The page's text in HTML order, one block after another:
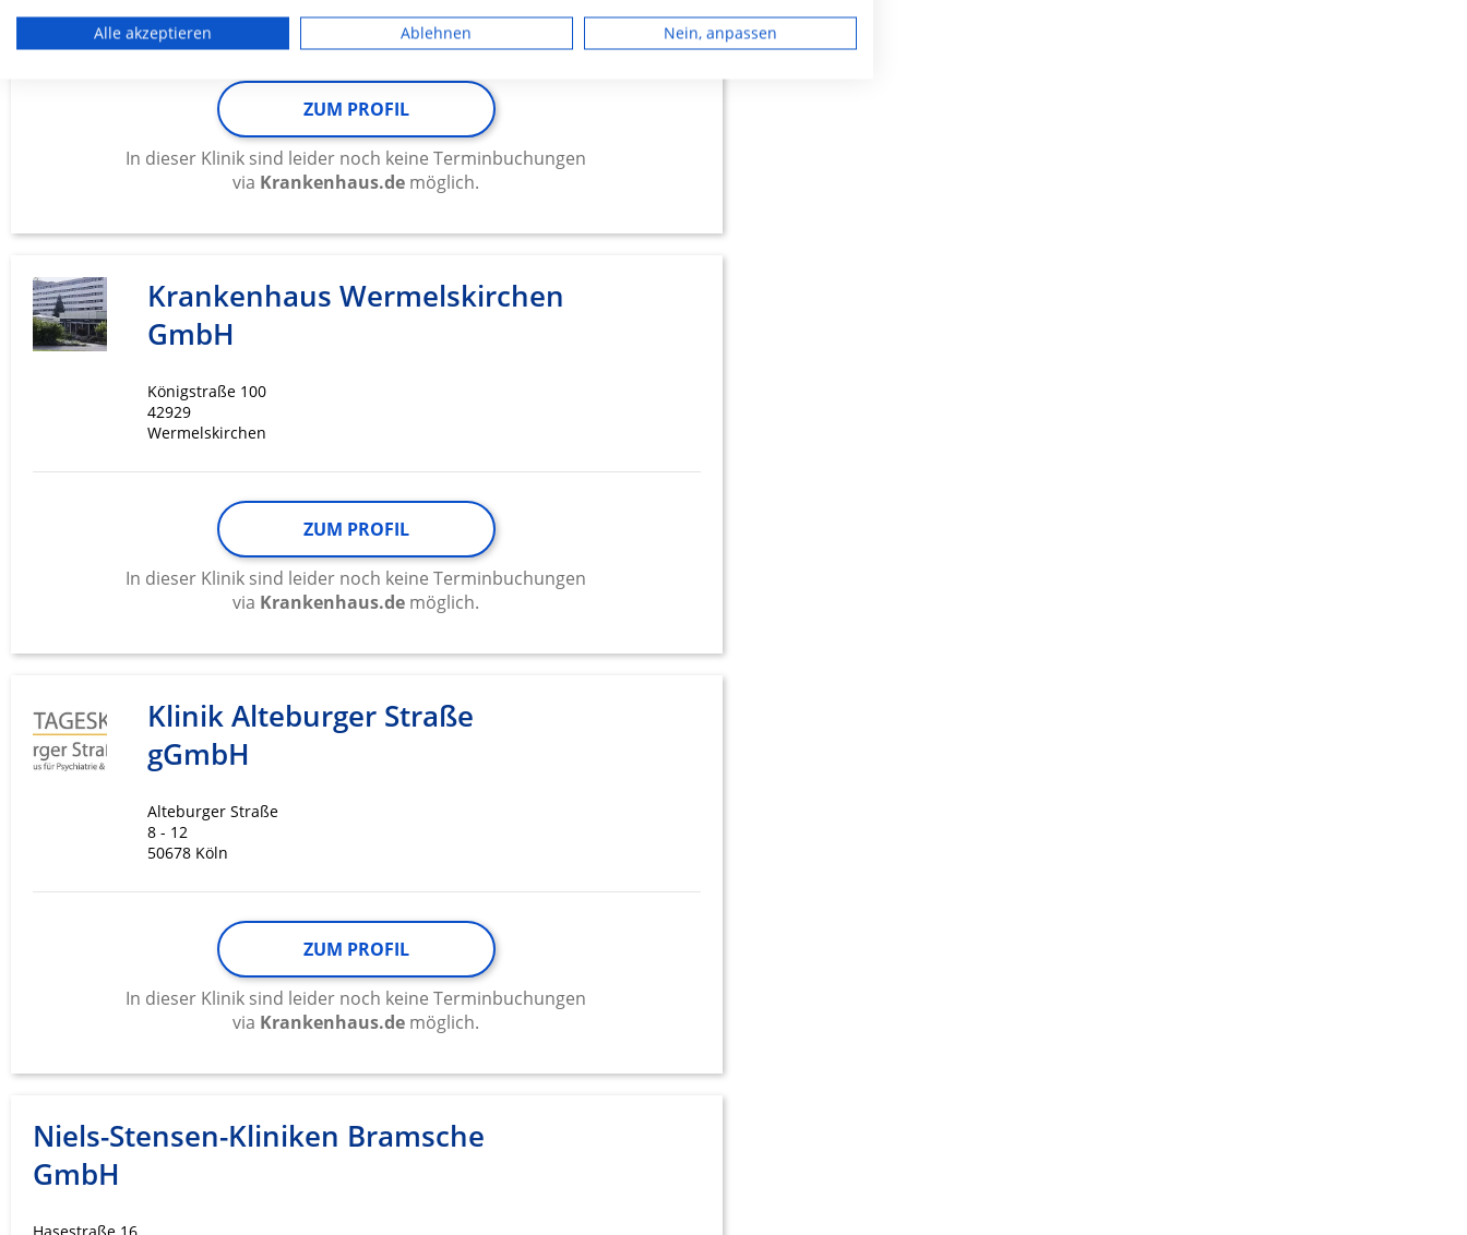
42477 Radevormwald
ZUM PROFIL
In dieser Klinik sind leider noch keine Terminbuchungen
via Krankenhaus.de möglich.
Krankenhaus Wermelskirchen
GmbH
Königstraße 100
42929
Wermelskirchen
ZUM PROFIL
In dieser Klinik sind leider noch keine Terminbuchungen
via Krankenhaus.de möglich.
Klinik Alteburger Straße
gGmbH
Alteburger Straße
8 - 12
50678 Köln
ZUM PROFIL
In dieser Klinik sind leider noch keine Terminbuchungen
via Krankenhaus.de möglich.
Niels-Stensen-Kliniken Bramsche
GmbH
Verwendung reduzierter Daten zur Auswahl von Werbeanzeigen
Erstellung von Profilen für personalisierte Werbung
Verwendung von Profilen zur Auswahl personalisierter Werbung
Erstellung von Profilen zur Personalisierung von Inhalten
Messung der Performance von Inhalten
Entwicklung und Verbesserung der Angebote
Verwendung reduzierter Daten zur Auswahl von Inhalten
Verwendung genauer Standortdaten
Geräte anhand von aktiv angeforderten Informationen identifizieren
Notwendig
Funktional
Alle akzeptieren Ablehnen Nein, anpassen